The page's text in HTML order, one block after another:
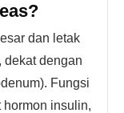
dan letak
dekat dengan
Fungsi
insulin,